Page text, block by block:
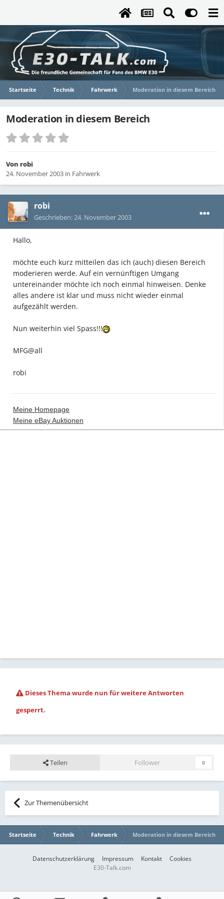
Startseite Technik Fahrwerk Moderation in diesem Bereich
Moderation in diesem Bereich
Von robi
24. November 2003 in Fahrwerk
robi
Geschrieben:24. November 2003
Hallo,
möchte euch kurz mitteilen das ich (auch) diesen Bereich
moderieren werde. Auf ein vernünftigen Umgang
untereinander möchte ich noch einmal hinweisen. Denke
alles andere ist klar und muss nicht wieder einmal
aufgezählt werden.
Nun weiterhin viel Spass!!!
MFG@all
robi
Meine Homepage
Meine eBay Auktionen
Dieses Thema wurde nun für weitere Antworten
gesperrt.
Teilen Follower 0
Zur Themenübersicht
Startseite Technik Fahrwerk Moderation in diesem Bereich
Datenschutzerklärung Impressum Kontakt
Cookies
E30-Talk.com